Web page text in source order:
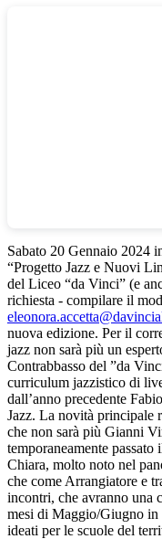
Sabato 20 Gennaio 2024
“Progetto Jazz e Nuovi
del Liceo “da Vinci” (e
richiesta - compilare il
nuova edizione. Per il
jazz non sarà più un
Contrabbasso del ”da
curriculum jazzistico di
dall’anno precedente
Jazz. La novità principale
che non sarà più Gianni
temporaneamente
Chiara, molto noto nel
che come Arrangiatore e
incontri, che avranno una
mesi di Maggio/Giugno
ideati per le scuole del